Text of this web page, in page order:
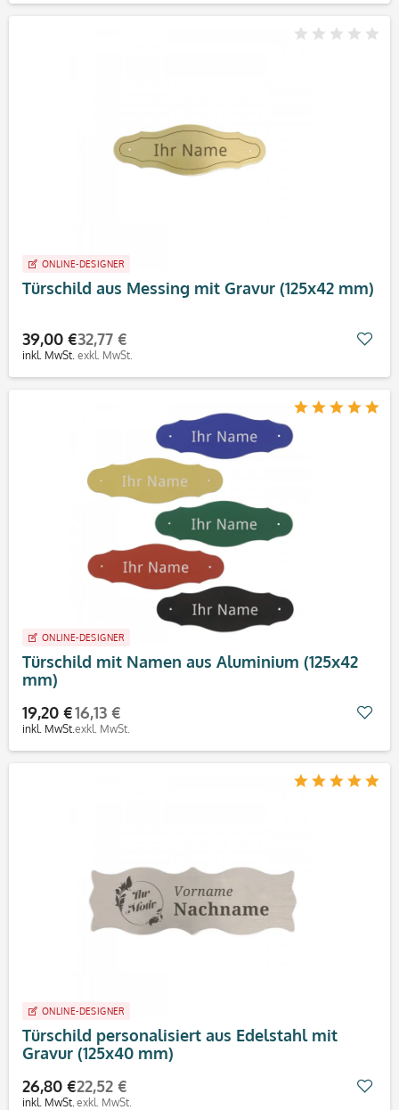
ONLINE-DESIGNER
Türschild aus Messing mit Gravur (125x42 mm)
39,00 €
inkl. MwSt.
32,77 €
exkl. MwSt.
ONLINE-DESIGNER
Türschild mit Namen aus Aluminium (125x42
mm)
19,20 €
inkl. MwSt.
16,13 €
exkl. MwSt.
ONLINE-DESIGNER
Türschild personalisiert aus Edelstahl mit
Gravur (125x40 mm)
26,80 €
inkl. MwSt.
22,52 €
exkl. MwSt.